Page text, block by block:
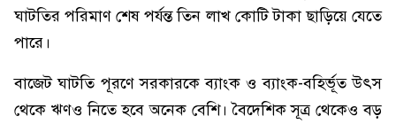
ঘাটতির পরিমাণ শেষ পর্যন্ত তিন লাখ কোটি টাকা ছাড়িয়ে যেতে
পারে।
বাজেট ঘাটতি পূরণে সরকারকে ব্যাংক ও ব্যাংক-বহির্ভূত উৎস
থেকে ঋণও নিতে হবে অনেক বেশি। বৈদেশিক সূত্র থেকেও বড়